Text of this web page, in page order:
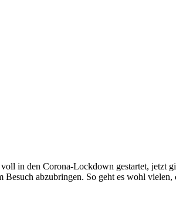
in den Corona-Lockdown gestartet, jetzt
abzubringen. So geht es wohl vielen,